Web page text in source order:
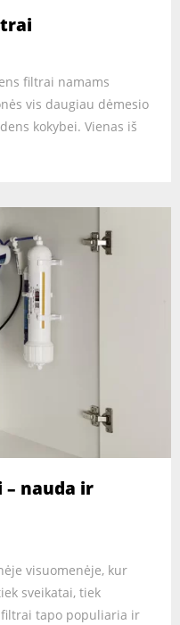
filtrai namams
vis daugiau dėmesio
kokybei. Vienas iš
– nauda ir
visuomenėje, kur
sveikatai, tiek
filtrai tapo populiaria ir